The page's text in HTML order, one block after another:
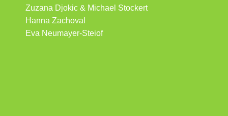
Zuzana Djokic & Michael Stockert
Hanna Zachoval
Eva Neumayer-Steiof